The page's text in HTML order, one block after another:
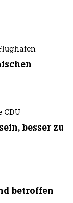
CDU
besser zu
betroffen